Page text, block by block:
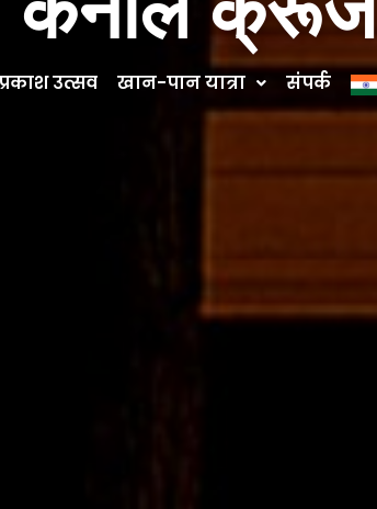
उत्सव खान-पान यात्रा संपर्क